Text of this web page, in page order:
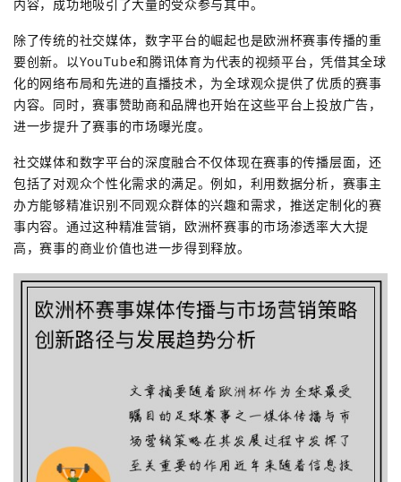
内容，成功地吸引了大量的受众参与其中。
除了传统的社交媒体，数字平台的崛起也是欧洲杯赛事传播的重
要创新。以YouTube和腾讯体育为代表的视频平台，凭借其全球
化的网络布局和先进的直播技术，为全球观众提供了优质的赛事
内容。同时，赛事赞助商和品牌也开始在这些平台上投放广告，
进一步提升了赛事的市场曝光度。
社交媒体和数字平台的深度融合不仅体现在赛事的传播层面，还
包括了对观众个性化需求的满足。例如，利用数据分析，赛事主
办方能够精准识别不同观众群体的兴趣和需求，推送定制化的赛
事内容。通过这种精准营销，欧洲杯赛事的市场渗透率大大提
高，赛事的商业价值也进一步得到释放。